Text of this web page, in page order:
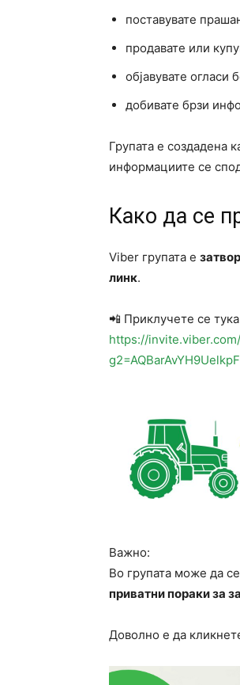
поставувате
продавате или
објавувате огласи
добивате брзи
Групата е создадена
информациите се
Како да се
Viber групата е
линк.
📲 Приклучете се
https://
Важно:
Во групата може да
приватни пораки за
Доволно е да